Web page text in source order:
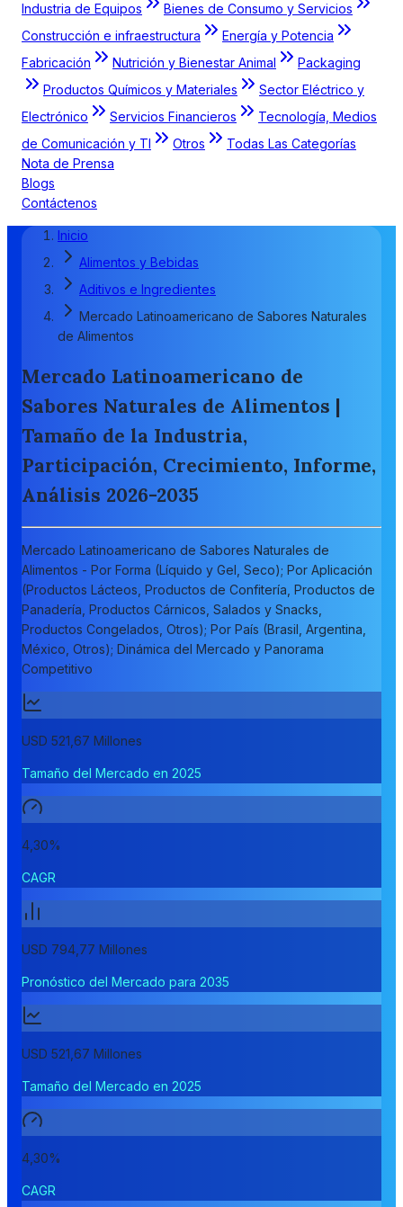
Industria de Equipos
Bienes de Consumo y Servicios
Construcción e infraestructura
Energía y Potencia
Fabricación
Nutrición y Bienestar Animal
Packaging
Productos Químicos y Materiales
Sector Eléctrico y
Electrónico
Servicios Financieros
Tecnología, Medios
de Comunicación y TI
Otros
Todas Las Categorías
Nota de Prensa
Blogs
Contáctenos
Inicio
Alimentos y Bebidas
Aditivos e Ingredientes
Mercado Latinoamericano de Sabores Naturales
de Alimentos
Mercado Latinoamericano de
Sabores Naturales de Alimentos |
Tamaño de la Industria,
Participación, Crecimiento, Informe,
Análisis 2026-2035
Mercado Latinoamericano de Sabores Naturales de
Alimentos - Por Forma (Líquido y Gel, Seco); Por Aplicación
(Productos Lácteos, Productos de Confitería, Productos de
Panadería, Productos Cárnicos, Salados y Snacks,
Productos Congelados, Otros); Por País (Brasil, Argentina,
México, Otros); Dinámica del Mercado y Panorama
Competitivo
USD 521,67 Millones
Tamaño del Mercado en 2025
4,30%
CAGR
USD 794,77 Millones
Pronóstico del Mercado para 2035
USD 521,67 Millones
Tamaño del Mercado en 2025
4,30%
CAGR